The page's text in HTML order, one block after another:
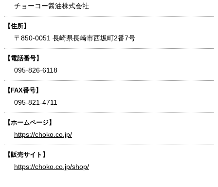
チョーコー醤油株式会社
【住所】
〒850-0051 長崎県長崎市西坂町2番7号
【電話番号】
095-826-6118
【FAX番号】
095-821-4711
【ホームページ】
https://choko.co.jp/
【販売サイト】
https://choko.co.jp/shop/